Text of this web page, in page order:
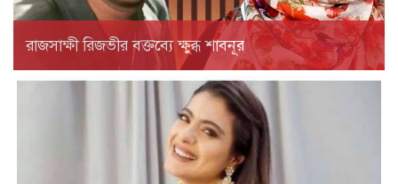
রাজসাক্ষী রিজভীর বক্তব্যে ক্ষুব্ধ শাবনূর